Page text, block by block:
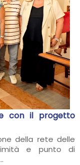
con il progetto
della rete delle
e punto di